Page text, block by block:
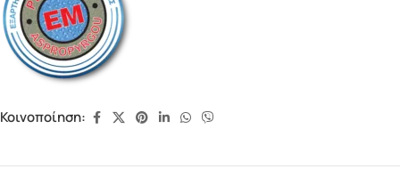
Κοινοποίηση: